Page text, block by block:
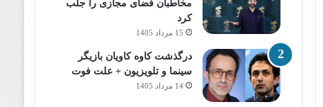
مخاطبان فضای مجازی را جلب
کرد
15 مرداد 1405
درگذشت کاوه کاویان بازیگر
سینما و تلویزیون + علت فوت
14 مرداد 1405